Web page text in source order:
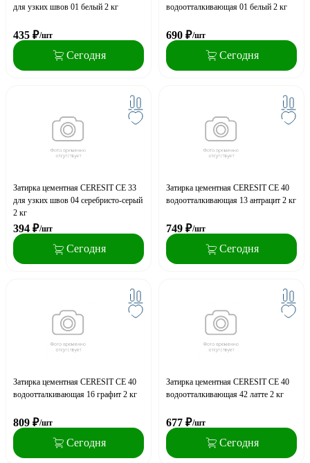
для узких швов 01 белый 2 кг
435 ₽/шт
Сегодня
водоотталкивающая 01 белый 2 кг
690 ₽/шт
Сегодня
Затирка цементная CERESIT CE 33
для узких швов 04 серебристо-серый
2 кг
394 ₽/шт
Сегодня
Затирка цементная CERESIT CE 40
водоотталкивающая 13 антрацит 2 кг
749 ₽/шт
Сегодня
Затирка цементная CERESIT CE 40
водоотталкивающая 16 графит 2 кг
809 ₽/шт
Сегодня
Затирка цементная CERESIT CE 40
водоотталкивающая 42 латте 2 кг
677 ₽/шт
Сегодня